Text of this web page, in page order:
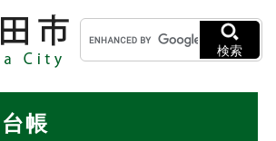
メニューを飛ばして本文へ
キ
ー
ワ
検索
帳